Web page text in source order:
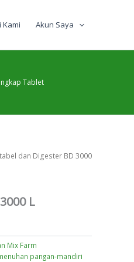
Kami Akun Saya
Tablet
dan Digester BD 3000
L
Mix Farm
pangan-mandiri